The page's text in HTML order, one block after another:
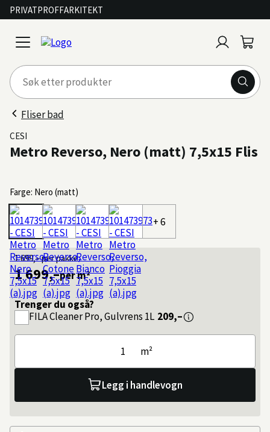
PRIVATPROFFARKITEKT
open
menu
inn
Fliser bad
CESI
Metro Reverso, Nero (matt) 7,5x15 Flis
Farge: Nero (matt)
+ 6
1 699,–per pakke
1 699,–per m²
Trenger du også?
FILACleaner Pro, Gulvrens 1L 209,–
m²
Legg i handlevogn